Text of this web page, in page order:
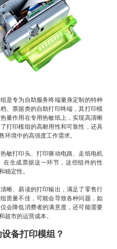
是专为自助服务终端量身定制的特种
、票据类的自助打印终端，其打印模
量作用在专用热敏纸上，实现高清晰
打印模组的高耐用性和可靠性，还具
环境中的高强度工作需求。
敏打印头、打印驱动电路、走纸电机
生成票据这一环节，这些组件的性
稳定性。
晰、易读的打印输出，满足了零售行
质量不佳，可能会导致各种问题，如
会降低消费者的满意度，还可能需要
超市的运营成本。
备打印模组？